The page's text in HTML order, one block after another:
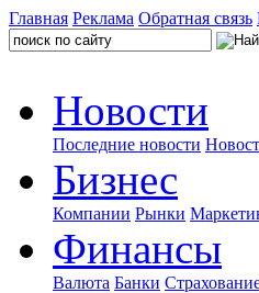
Главная Реклама Обратная связь
Новости
Последние новости
Бизнес
Компании Рынки
Финансы
Валюта Банки